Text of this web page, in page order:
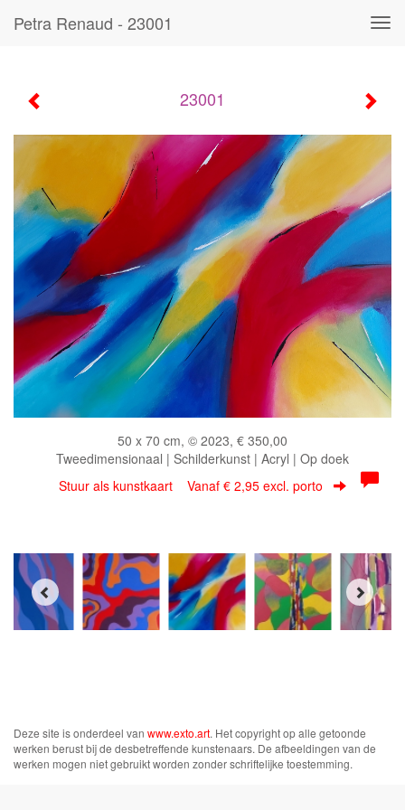
Petra Renaud - 23001
23001
50 x 70 cm, © 2023, € 350,00
Tweedimensionaal | Schilderkunst | Acryl | Op doek
Stuur als kunstkaart Vanaf € 2,95 excl. porto
Deze site is onderdeel van www.exto.art. Het copyright op alle getoonde
werken berust bij de desbetreffende kunstenaars. De afbeeldingen van de
werken mogen niet gebruikt worden zonder schriftelijke toestemming.